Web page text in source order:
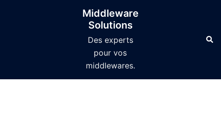
Middleware
Solutions
Des experts
pour vos
middlewares.